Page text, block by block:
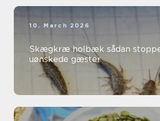
10. March 2026
Skægkræ holbæk sådan stopper du de
uønskede gæster